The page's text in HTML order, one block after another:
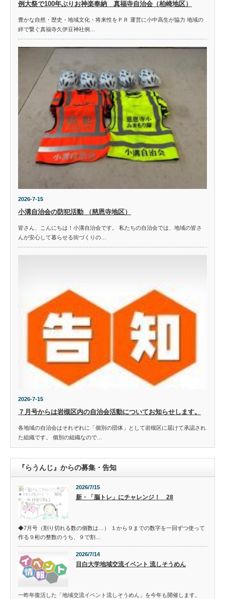
例大祭で100年ぶりお神楽奉納 真福寺自治会（柏崎地区）
豊かな自然・歴史・地域文化・将来性をＰＲ 運営に小中高生が協力 地域の
絆で繋ぐ真福寺久伊豆神社例…
2026-7-15
小溝自治会の防犯活動 （慈恩寺地区）
皆さん、こんにちは！小溝自治会です。 私たちの自治会では、地域の皆さ
んが安心して暮らせる街づくりの…
2026-7-15
７月号からは岩槻区内の自治会活動についてお知らせします。
各地域の自治会はそれぞれに「個別の団体」として岩槻区に届けて承認され
た組織です。 個別の組織なので…
『らうんじ』からの募集・告知
2026/7/15
新・「脳トレ」にチャレンジ！ 28
◆7月号（割り切れる数の個数は…） １から９までの数字を一回ずつ使って
作る９桁の整数のうち、９で割…
2026/7/14
目白大学地域交流イベント 流しそうめん
一昨年復活した「地域交流イベント流しそうめん」を今年も開催します。